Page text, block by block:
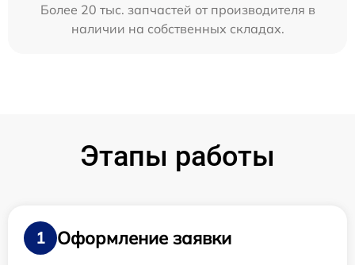
Более 20 тыс. запчастей от производителя в
наличии на собственных складах.
Этапы работы
1
Оформление заявки